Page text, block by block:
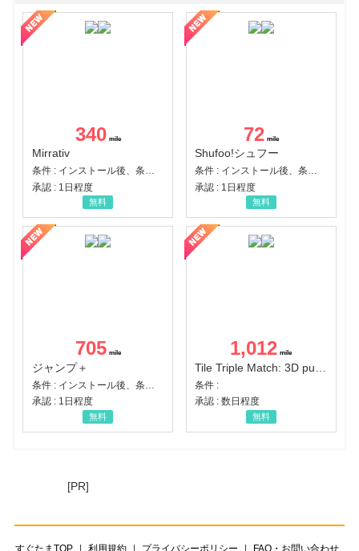
340
Mirrativ
条件 : インストール後、条件達成
承認 : 1日程度
無料
72
Shufoo!シュフー
条件 : インストール後、条件達成
承認 : 1日程度
無料
705
ジャンプ＋
承認 : 1日程度
無料
1,012
条件 :
承認 : 数日程度
無料
[PR]
すぐたまTOP 利用規約 プライバシーポリシー FAQ・お問い合わせ